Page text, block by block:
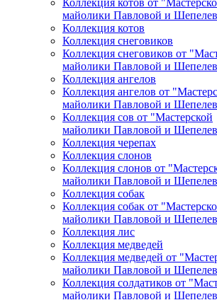
майолики Павловой и
Коллекция котов
Коллекция снеговиков
Коллекция снеговиков от
майолики Павловой и
Коллекция ангелов
Коллекция ангелов от
майолики Павловой и
Коллекция сов от "Мастерской
майолики Павловой и
Коллекция черепах
Коллекция слонов
Коллекция слонов от
майолики Павловой и
Коллекция собак
Коллекция собак от
майолики Павловой и
Коллекция лис
Коллекция медведей
Коллекция медведей от
майолики Павловой и
Коллекция солдатиков от
майолики Павловой и